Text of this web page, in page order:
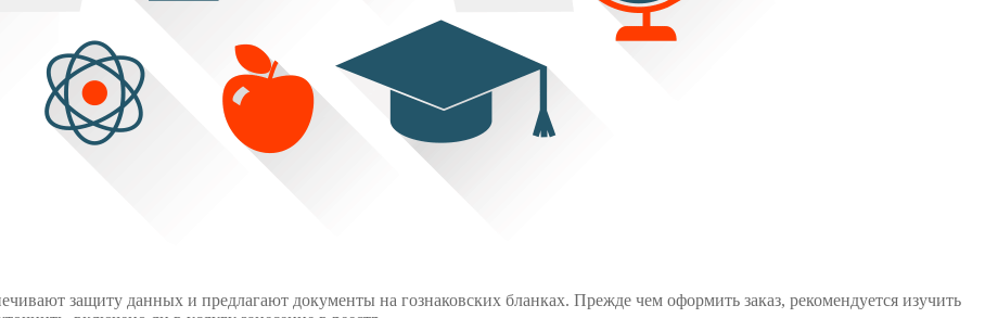
защиту данных и предлагают документы на гознаковских бланках. Прежде чем оформить заказ, рекомендуется изучить